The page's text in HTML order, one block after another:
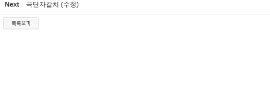
Next 극단자갈치 (수정)